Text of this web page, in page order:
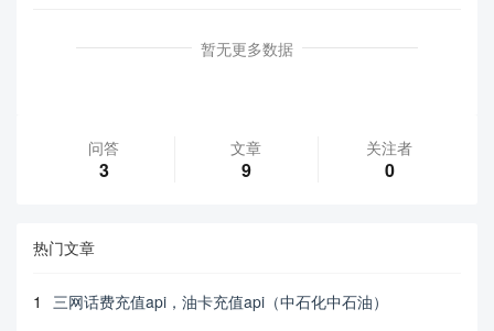
暂无更多数据
问答
3
文章
9
关注者
0
热门文章
1
三网话费充值api，油卡充值api（中石化中石油）